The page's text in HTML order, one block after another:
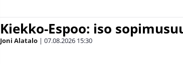
Kiekko-Espoo: iso
Joni Alatalo | 07.08.2026 15:30